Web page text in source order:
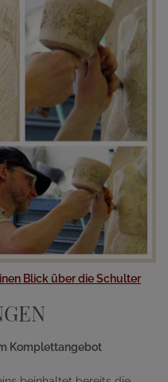
Blick über die Schulter
Komplettangebot